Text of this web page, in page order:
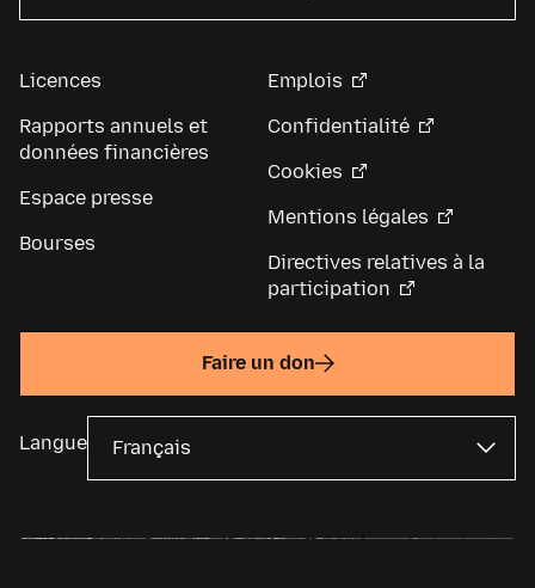
Licences
Rapports annuels et
données financières
Espace presse
Bourses
Emplois
Confidentialité
Cookies
Mentions légales
Directives relatives à la
participation
Faire un don
Langue